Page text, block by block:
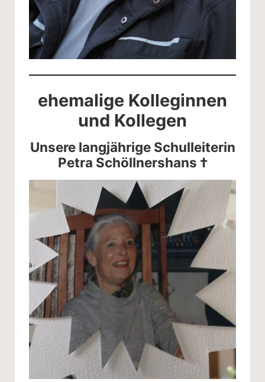
ehemalige Kolleginnen
und Kollegen
Unsere langjährige Schulleiterin
Petra Schöllnershans †